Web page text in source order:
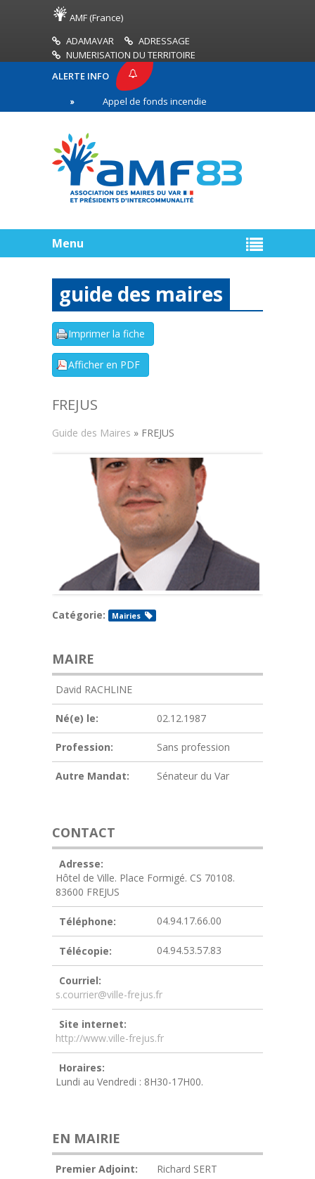
AMF (France)
ADAMAVAR
ADRESSAGE
NUMERISATION DU TERRITOIRE
ALERTE INFO
Appel de fonds incendies de forêt
ligne
Menu
guide des maires
FREJUS
Guide des Maires » FREJUS
Catégorie: Mairies
MAIRE
David RACHLINE
Né(e) le: 02.12.1987
Profession: Sans profession
Autre Mandat: Sénateur du Var
CONTACT
Adresse:
Hôtel de Ville. Place Formigé. CS 70108.
83600 FREJUS
Téléphone: 04.94.17.66.00
Télécopie: 04.94.53.57.83
Courriel:
s.courrier@ville-frejus.fr
Site internet:
http://www.ville-frejus.fr
Horaires:
Lundi au Vendredi : 8H30-17H00.
EN MAIRIE
Premier Adjoint: Richard SERT